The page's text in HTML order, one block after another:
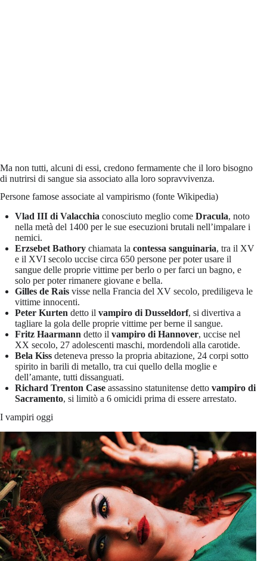
Ma non tutti, alcuni di essi, credono fermamente che il loro bisogno
di nutrirsi di sangue sia associato alla loro sopravvivenza.
Persone famose associate al vampirismo (fonte Wikipedia)
Vlad III di Valacchia conosciuto meglio come Dracula, noto
nella metà del 1400 per le sue esecuzioni brutali nell’impalare i
nemici.
Erzsebet Bathory chiamata la contessa sanguinaria, tra il XV
e il XVI secolo uccise circa 650 persone per poter usare il
sangue delle proprie vittime per berlo o per farci un bagno, e
solo per poter rimanere giovane e bella.
Gilles de Rais visse nella Francia del XV secolo, prediligeva le
vittime innocenti.
Peter Kurten detto il vampiro di Dusseldorf, si divertiva a
tagliare la gola delle proprie vittime per berne il sangue.
Fritz Haarmann detto il vampiro di Hannover, uccise nel
XX secolo, 27 adolescenti maschi, mordendoli alla carotide.
Bela Kiss deteneva presso la propria abitazione, 24 corpi sotto
spirito in barili di metallo, tra cui quello della moglie e
dell’amante, tutti dissanguati.
Richard Trenton Case assassino statunitense detto vampiro di
Sacramento, si limitò a 6 omicidi prima di essere arrestato.
I vampiri oggi